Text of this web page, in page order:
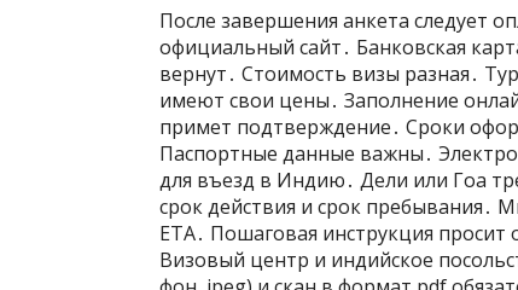
После завершения анкета следует
официальный сайт․ Банковская
вернут․ Стоимость визы разная․
имеют свои цены․ Заполнение
примет подтверждение․ Сроки
Паспортные данные важны․
для въезд в Индию․ Дели или Гоа
срок действия и срок пребывания․
ETA․ Пошаговая инструкция
Визовый центр и индийское